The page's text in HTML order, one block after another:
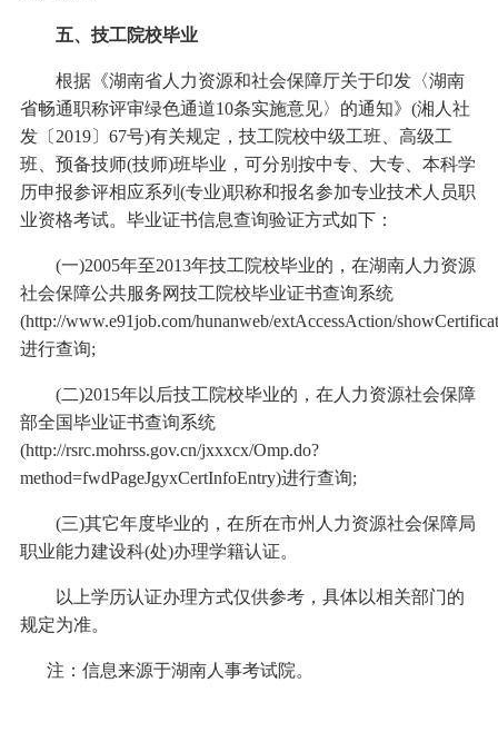
五、技工院校毕业
根据《湖南省人力资源和社会保障厅关于印发〈湖南
省畅通职称评审绿色通道10条实施意见〉的通知》(湘人社
发〔2019〕67号)有关规定，技工院校中级工班、高级工
班、预备技师(技师)班毕业，可分别按中专、大专、本科学
历申报参评相应系列(专业)职称和报名参加专业技术人员职
业资格考试。毕业证书信息查询验证方式如下：
(一)2005年至2013年技工院校毕业的，在湖南人力资源
社会保障公共服务网技工院校毕业证书查询系统
(http://www.e91job.com/hunanweb/extAccessAction/
进行查询;
(二)2015年以后技工院校毕业的，在人力资源社会保障
部全国毕业证书查询系统
(http://rsrc.mohrss.gov.cn/jxxxcx/Omp.do?
method=fwdPageJgyxCertInfoEntry)进行查询;
(三)其它年度毕业的，在所在市州人力资源社会保障局
职业能力建设科(处)办理学籍认证。
以上学历认证办理方式仅供参考，具体以相关部门的
规定为准。
注：信息来源于湖南人事考试院。